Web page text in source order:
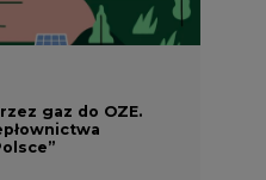
gaz do OZE.